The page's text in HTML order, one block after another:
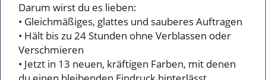
Darum wirst du es lieben:
• Gleichmäßiges, glattes und sauberes Auftragen
• Hält bis zu 24 Stunden ohne Verblassen oder
Verschmieren
• Jetzt in 13 neuen, kräftigen Farben, mit denen